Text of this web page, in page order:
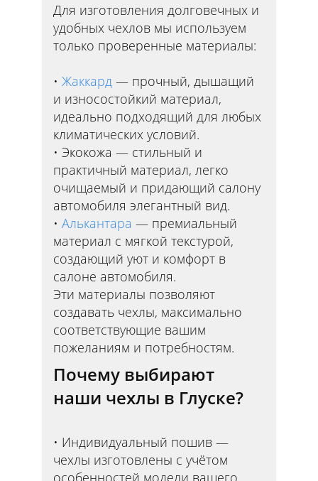
Для изготовления долговечных и
удобных чехлов мы используем
только проверенные материалы:
Жаккард — прочный, дышащий
и износостойкий материал,
идеально подходящий для любых
климатических условий.
Экокожа — стильный и
практичный материал, легко
очищаемый и придающий салону
автомобиля элегантный вид.
Алькантара — премиальный
материал с мягкой текстурой,
создающий уют и комфорт в
салоне автомобиля.
Эти материалы позволяют
создавать чехлы, максимально
соответствующие вашим
пожеланиям и потребностям.
Почему выбирают
наши чехлы в Глуске?
Индивидуальный пошив —
чехлы изготовлены с учётом